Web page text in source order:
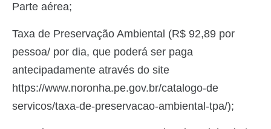
Parte aérea;
Taxa de Preservação Ambiental (R$ 92,89 por
pessoa/ por dia, que poderá ser paga
antecipadamente através do site
https://www.noronha.pe.gov.br/catalogo-de
servicos/taxa-de-preservacao-ambiental-tpa/);